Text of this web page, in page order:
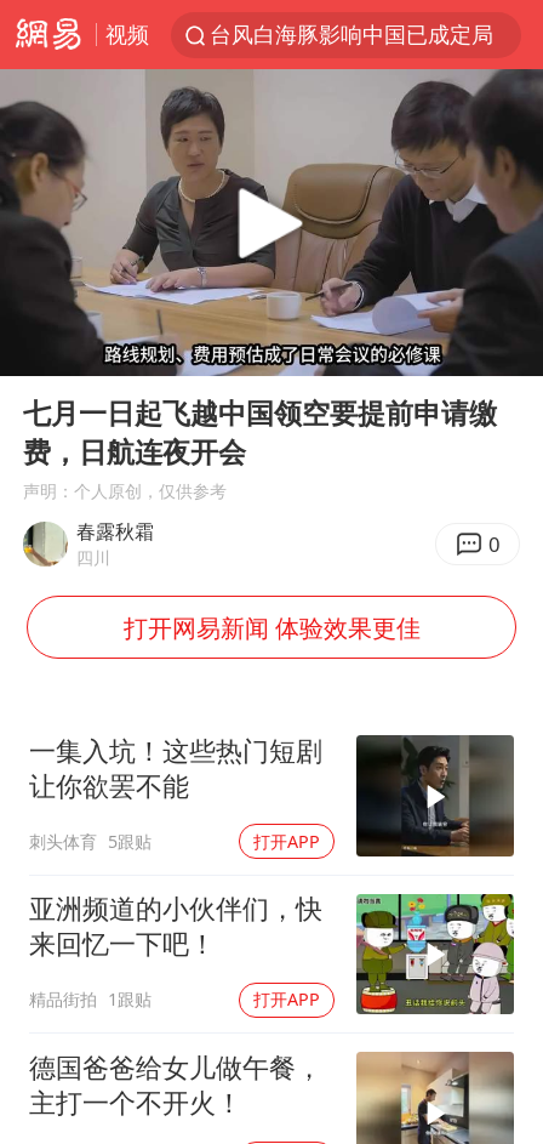
视频
台风白海豚影响中国已成定局
中方回应是否开采太平洋海底稀土资源
昆明石林火把节
外交部发言人就广岛核爆81周年等答记者问
我国编制完成新版全月地质图
胡塞武装袭扰红海航运行动升级
感觉全东北都在等7号
多地要求领导干部带头休假
女子利用漏洞0元薅走3000多件家电
首次证实！“胶球”存在
关之琳否认与27岁模特的恋情
奋进开新局 实干挑大梁
Play
07:00
七月一日起飞越中国领空要提前申请缴
费，日航连夜开会
声明：个人原创，仅供参考
春露秋霜
四川 0
打开网易新闻 体验效果更佳
一集入坑！这些热门短剧
让你欲罢不能
刺头体育 5跟贴 打开APP
亚洲频道的小伙伴们，快
来回忆一下吧！
精品街拍 1跟贴 打开APP
德国爸爸给女儿做午餐，
主打一个不开火！